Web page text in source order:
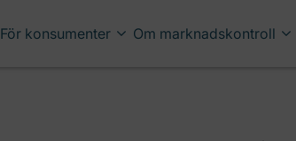
För konsumenter Om marknadskontroll